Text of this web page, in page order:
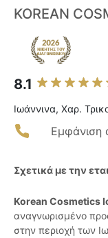
KOREAN
8.1
Ιωάννινα, Χαρ.
Εμφάνιση
Σχετικά με την
Korean Cosmetics
αναγνωρισμένο
στην περιοχή των